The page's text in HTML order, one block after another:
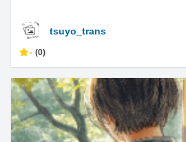
tsuyo_trans
- (0)